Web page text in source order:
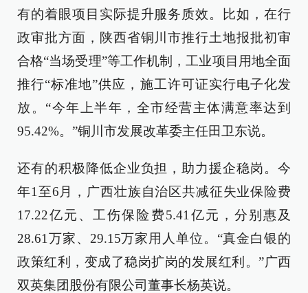
有的着眼项目实际提升服务质效。比如，在行
政审批方面，陕西省铜川市推行土地报批初审
合格“当场受理”等工作机制，工业项目用地全面
推行“标准地”供应，施工许可证实行电子化发
放。“今年上半年，全市经营主体满意率达到
95.42%。”铜川市发展改革委主任田卫东说。
还有的积极降低企业负担，助力援企稳岗。今
年1至6月，广西壮族自治区共减征失业保险费
17.22亿元、工伤保险费5.41亿元，分别惠及
28.61万家、29.15万家用人单位。“真金白银的
政策红利，变成了稳岗扩岗的发展红利。”广西
双英集团股份有限公司董事长杨英说。